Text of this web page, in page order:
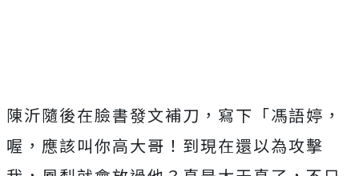
陳沂隨後在臉書發文補刀，寫下「馮語婷，
喔，應該叫你高大哥！到現在還以為攻擊